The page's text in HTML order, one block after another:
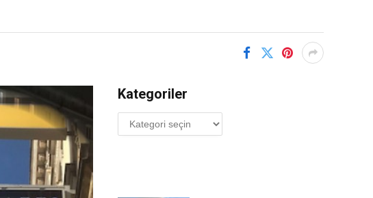
Kategoriler
Kategoriler